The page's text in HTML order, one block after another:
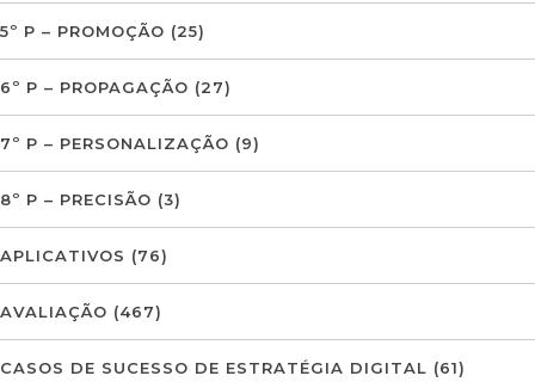
5º P – PROMOÇÃO (25)
6º P – PROPAGAÇÃO (27)
7º P – PERSONALIZAÇÃO (9)
8º P – PRECISÃO (3)
APLICATIVOS (76)
AVALIAÇÃO (467)
CASOS DE SUCESSO DE ESTRATÉGIA DIGITAL (61)